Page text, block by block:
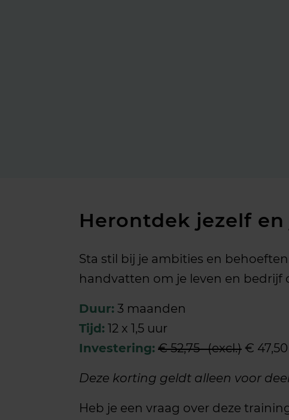
Herontdek jezelf
Sta stil bij je ambities en
handvatten om je leven en bedrijf
Duur: 3 maanden
Tijd: 12 x 1,5 uur
Investering: € 52,75- (excl.) €
Deze korting geldt alleen voor
Heb je een vraag over deze